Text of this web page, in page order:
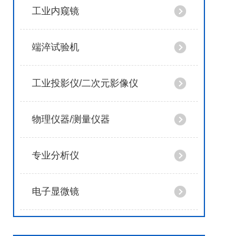
工业内窥镜
端淬试验机
工业投影仪/二次元影像仪
物理仪器/测量仪器
专业分析仪
电子显微镜